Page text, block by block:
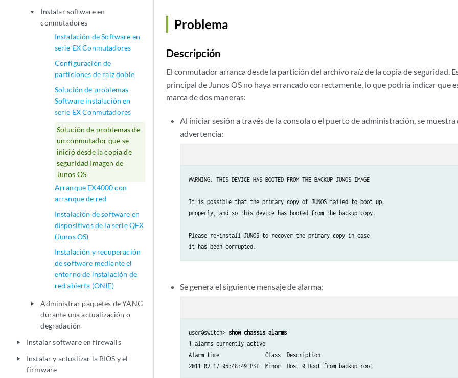
play_arrow
Instalar software en
conmutadores
Instalación de Software en
serie EX Conmutadores
Configuración de
particiones de raíz doble
Solución de problemas
Software instalación en
serie EX Conmutadores
Solución de problemas de
un conmutador que se
inició desde la copia de
seguridad Imagen de
Junos OS
Arranque EX4000 con
arranque de red
Instalación de software en
dispositivos de la serie QFX
(Junos OS)
Instalación y recuperación
de software mediante el
entorno de instalación de
red abierta (ONIE)
play_arrow
Administrar paquetes de YANG
durante una actualización o
degradación
play_arrow Instalar software en firewalls
play_arrow
Instalar y actualizar la BIOS y el
firmware
Problema
Descripción
El conmutador arranca desde la partición del archivo raíz de la copia de seguridad.
principal de Junos OS no haya arrancado correctamente, lo que podría indicar que
marca de dos maneras:
Al iniciar sesión a través de la consola o el puerto de administración, se
advertencia:
WARNING: THIS DEVICE HAS BOOTED FROM THE BACKUP JUNOS IMAGE
It is possible that the primary copy of JUNOS failed to boot up
properly, and so this device has booted from the backup copy.
Please re-install JUNOS to recover the primary copy in case
Se genera el siguiente mensaje de alarma:
user@switch> show chassis alarms
1 alarms currently active
Alarm time               Class  Description